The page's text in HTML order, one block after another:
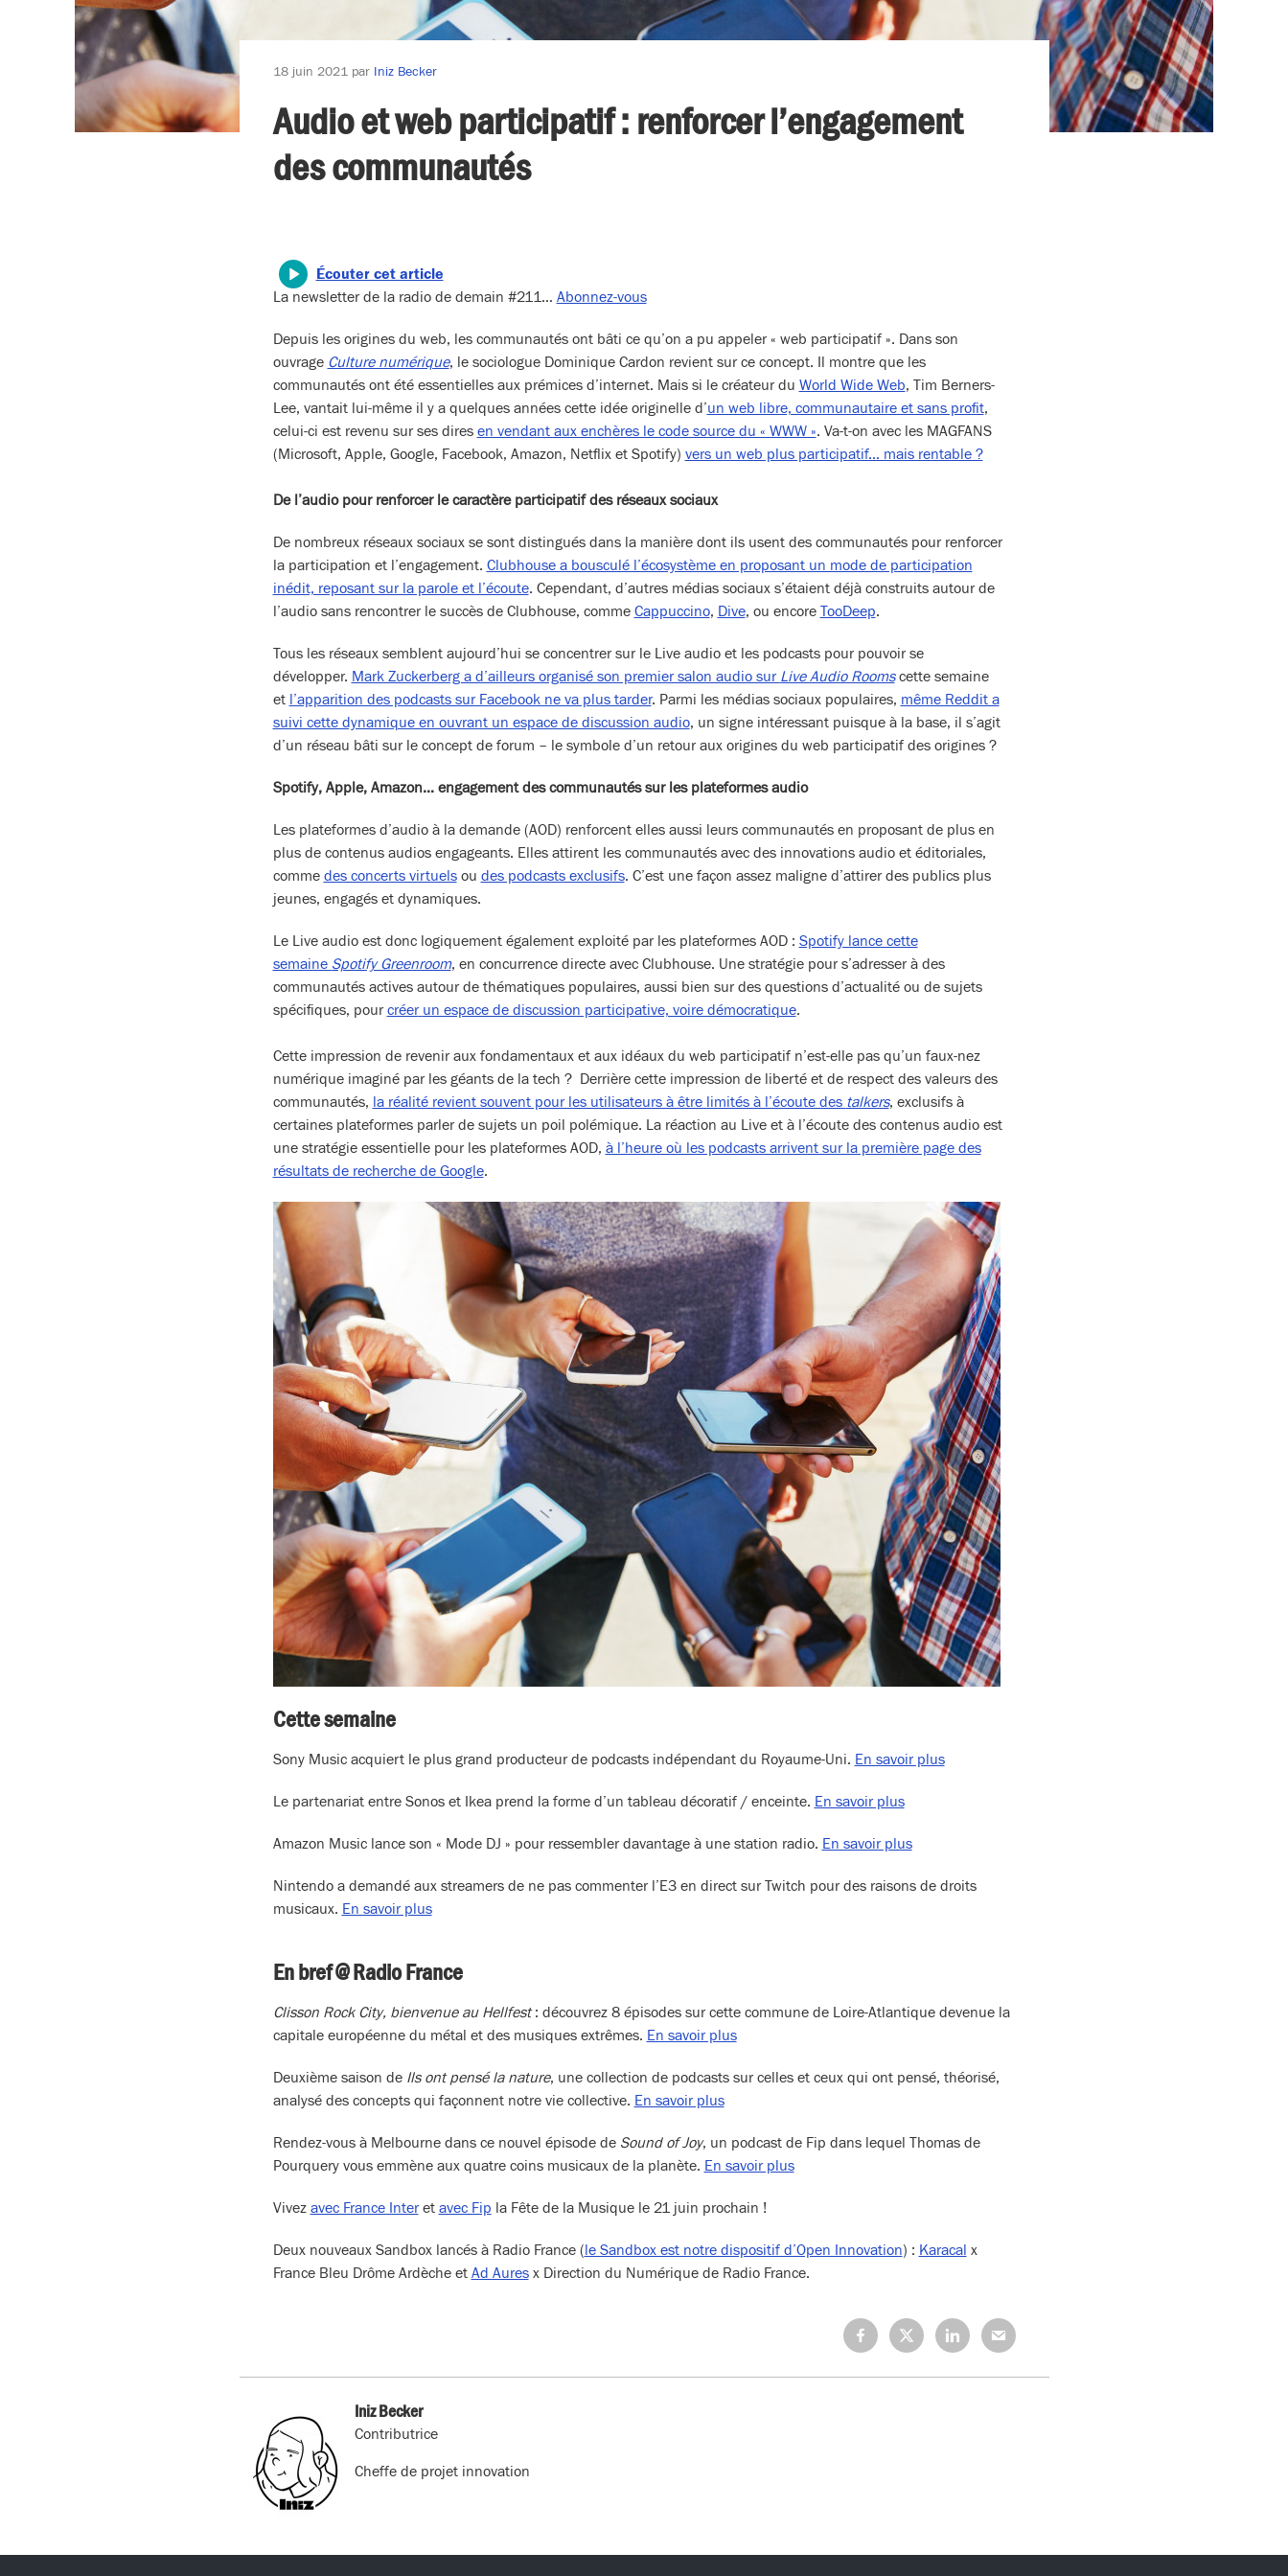
18 juin 2021par Iniz Becker
Audio et web participatif : renforcer l’engagement
des communautés
Écouter cet article
La newsletter de la radio de demain #211… Abonnez-vous
Depuis les origines du web, les communautés ont bâti ce qu’on a pu appeler « web participatif ». Dans son
ouvrage Culture numérique, le sociologue Dominique Cardon revient sur ce concept. Il montre que les
communautés ont été essentielles aux prémices d’internet. Mais si le créateur du World Wide Web, Tim Berners-
Lee, vantait lui-même il y a quelques années cette idée originelle d’un web libre, communautaire et sans profit,
celui-ci est revenu sur ses dires en vendant aux enchères le code source du « WWW ». Va-t-on avec les MAGFANS
(Microsoft, Apple, Google, Facebook, Amazon, Netflix et Spotify) vers un web plus participatif… mais rentable ?
De l’audio pour renforcer le caractère participatif des réseaux sociaux
De nombreux réseaux sociaux se sont distingués dans la manière dont ils usent des communautés pour renforcer
la participation et l’engagement. Clubhouse a bousculé l’écosystème en proposant un mode de participation
inédit, reposant sur la parole et l’écoute. Cependant, d’autres médias sociaux s’étaient déjà construits autour de
l’audio sans rencontrer le succès de Clubhouse, comme Cappuccino, Dive, ou encore TooDeep.
Tous les réseaux semblent aujourd’hui se concentrer sur le Live audio et les podcasts pour pouvoir se
développer. Mark Zuckerberg a d’ailleurs organisé son premier salon audio sur Live Audio Roomscette semaine
et l’apparition des podcasts sur Facebook ne va plus tarder. Parmi les médias sociaux populaires, même Reddit a
suivi cette dynamique en ouvrant un espace de discussion audio, un signe intéressant puisque à la base, il s’agit
d’un réseau bâti sur le concept de forum – le symbole d’un retour aux origines du web participatif des origines ?
Spotify, Apple, Amazon… engagement des communautés sur les plateformes audio
Les plateformes d’audio à la demande (AOD) renforcent elles aussi leurs communautés en proposant de plus en
plus de contenus audios engageants. Elles attirent les communautés avec des innovations audio et éditoriales,
comme des concerts virtuelsou des podcasts exclusifs. C’est une façon assez maligne d’attirer des publics plus
jeunes, engagés et dynamiques.
Le Live audio est donc logiquement également exploité par les plateformes AOD : Spotify lance cette
semaine Spotify Greenroom, en concurrence directe avec Clubhouse. Une stratégie pour s’adresser à des
communautés actives autour de thématiques populaires, aussi bien sur des questions d’actualité ou de sujets
spécifiques, pourcréer un espace de discussion participative, voire démocratique.
Cette impression de revenir aux fondamentaux et aux idéaux du web participatif n’est-elle pas qu’un faux-nez
numérique imaginé par les géants de la tech ? Derrière cette impression de liberté et de respect des valeurs des
communautés, la réalité revient souvent pour les utilisateurs à être limités à l’écoute des talkers, exclusifs à
certaines plateformes parler de sujets un poil polémique. La réaction au Live et à l’écoute des contenus audio est
une stratégie essentielle pour les plateformes AOD, à l’heure où les podcasts arrivent sur la première page des
résultats de recherche de Google.
Cette semaine
Sony Music acquiert le plus grand producteur de podcasts indépendant du Royaume-Uni. En savoir plus
Le partenariat entre Sonos et Ikea prend la forme d’un tableau décoratif / enceinte. En savoir plus
Amazon Music lance son « Mode DJ » pour ressembler davantage à une station radio. En savoir plus
Nintendo a demandé aux streamers de ne pas commenter l’E3 en direct sur Twitch pour des raisons de droits
musicaux. En savoir plus
En bref @ Radio France
Clisson Rock City, bienvenue au Hellfest: découvrez 8 épisodes sur cette commune de Loire-Atlantique devenue la
capitale européenne du métal et des musiques extrêmes. En savoir plus
Deuxième saison de Ils ont pensé la nature, une collection de podcasts sur celles et ceux qui ont pensé, théorisé,
analysé des concepts qui façonnent notre vie collective. En savoir plus
Rendez-vous à Melbourne dans ce nouvel épisode de Sound of Joy, un podcast de Fip dans lequel Thomas de
Pourquery vous emmène aux quatre coins musicaux de la planète. En savoir plus
Vivez avec France Interet avec Fip la Fête de la Musique le 21 juin prochain !
Deux nouveaux Sandbox lancés à Radio France (le Sandbox est notre dispositif d’Open Innovation) : Karacal x
France Bleu Drôme Ardèche et Ad Auresx Direction du Numérique de Radio France.
Partagez
sur
Facebook
Partagez
sur
X
Partagez
sur
LinkedIn
Partagez
sur
Mail
Iniz Becker
Contributrice
Cheffe de projet innovation